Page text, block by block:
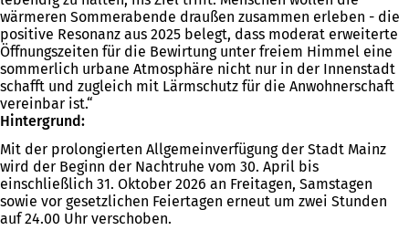
wärmeren Sommerabende draußen zusammen erleben - die
positive Resonanz aus 2025 belegt, dass moderat erweiterte
Öffnungszeiten für die Bewirtung unter freiem Himmel eine
sommerlich urbane Atmosphäre nicht nur in der Innenstadt
schafft und zugleich mit Lärmschutz für die Anwohnerschaft
vereinbar ist.“
Hintergrund:
Mit der prolongierten Allgemeinverfügung der Stadt Mainz
wird der Beginn der Nachtruhe vom 30. April bis
einschließlich 31. Oktober 2026 an Freitagen, Samstagen
sowie vor gesetzlichen Feiertagen erneut um zwei Stunden
auf 24.00 Uhr verschoben.